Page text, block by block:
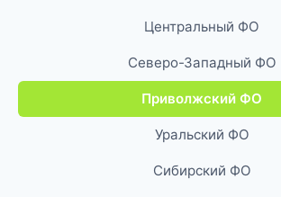
Центральный ФО
Северо-Западный ФО
Приволжский ФО
Уральский ФО
Сибирский ФО